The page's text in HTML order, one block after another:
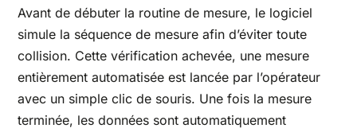
Avant de débuter la routine de mesure, le logiciel
simule la séquence de mesure afin d’éviter toute
collision. Cette vérification achevée, une mesure
entièrement automatisée est lancée par l’opérateur
avec un simple clic de souris. Une fois la mesure
terminée, les données sont automatiquement